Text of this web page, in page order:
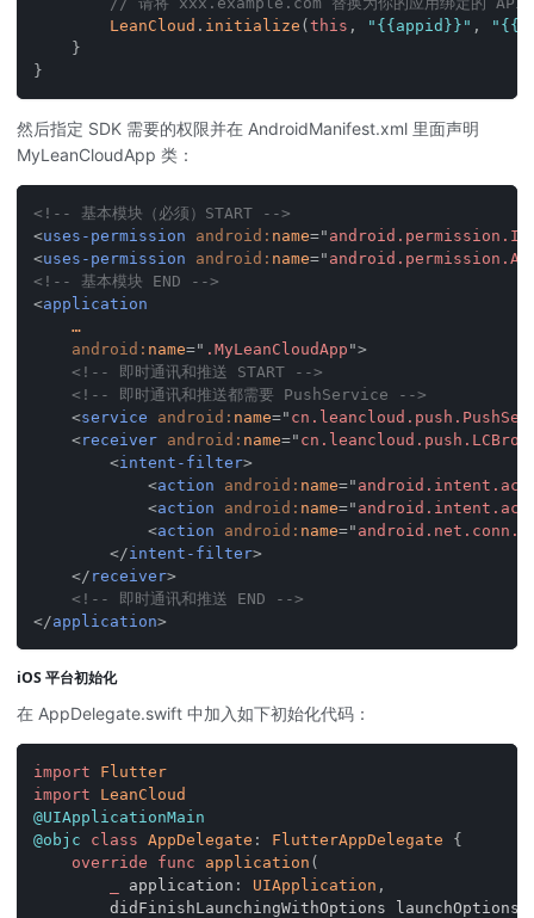
LeanCloud . initialize ( this , "{{appid}}" ,
}
}
然后指定 SDK 需要的权限并在 AndroidManifest.xml 里面声明
MyLeanCloudApp 类：
<!-- 基本模块（必须）START -->
<uses-permission android: name="
<uses-permission android: name="
<!-- 基本模块 END -->
<application
…
android: name=" .MyLeanCloudApp ">
<!-- 即时通讯和推送 START -->
<!-- 即时通讯和推送都需要 PushService -->
<service android: name="
<receiver android: name="
<intent-filter>
<action android: name="
<action android: name="
<action android: name="
</intent-filter>
</ receiver>
<!-- 即时通讯和推送 END -->
</application>
iOS 平台初始化
在 AppDelegate.swift 中加入如下初始化代码：
import
Flutter
import
LeanCloud
@UIApplicationMain
@objc
class AppDelegate : FlutterAppDelegate
{
override
func application (
application : UIApplication ,
        didFinishLaunchingWithOptions launchOptions